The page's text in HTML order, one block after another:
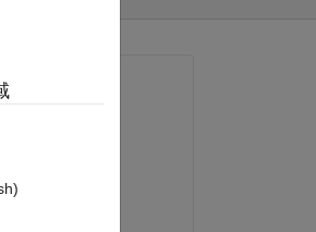
19 日
: